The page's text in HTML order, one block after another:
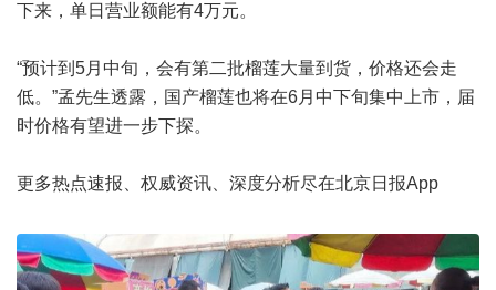
下来，单日营业额能有4万元。
“预计到5月中旬，会有第二批榴莲大量到货，价格还会走
低。”孟先生透露，国产榴莲也将在6月中下旬集中上市，届
时价格有望进一步下探。
更多热点速报、权威资讯、深度分析尽在北京日报App